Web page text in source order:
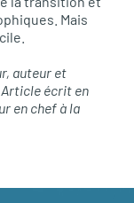
Mais
auteur et
Article écrit en
en chef à la